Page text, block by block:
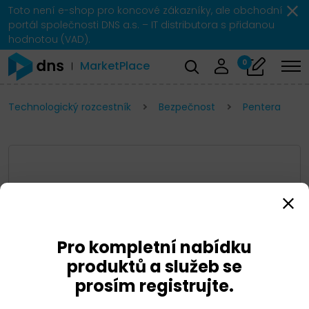
Toto není e-shop pro koncové zákazníky, ale obchodní
portál společnosti DNS a.s. – IT distributora s přidanou
hodnotou (VAD).
MarketPlace 0
Technologický rozcestník Bezpečnost Pentera
Pro kompletní nabídku
produktů a služeb se
prosím registrujte.